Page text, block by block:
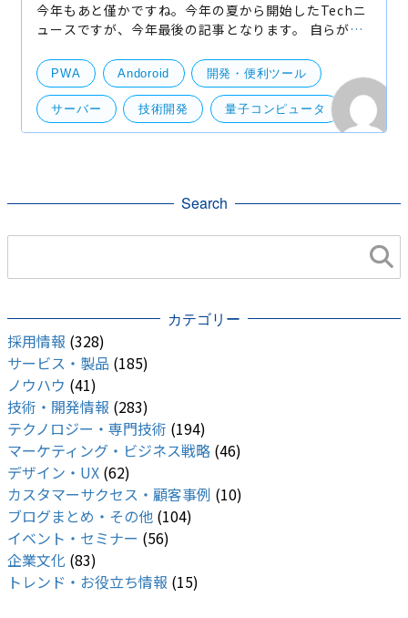
今年もあと僅かですね。今年の夏から開始したTechニ
ュースですが、今年最後の記事となります。 自らが最
情報を簡単でもいいので発信しようということで開始
しまし
PWA Andoroid 開発・便利ツール
サーバー 技術開発 量子コンピュータ
Search
カテゴリー
採用情報 (328)
サービス・製品 (185)
ノウハウ (41)
技術・開発情報 (283)
テクノロジー・専門技術 (194)
マーケティング・ビジネス戦略 (46)
デザイン・UX (62)
カスタマーサクセス・顧客事例 (10)
ブログまとめ・その他 (104)
イベント・セミナー (56)
企業文化 (83)
トレンド・お役立ち情報 (15)